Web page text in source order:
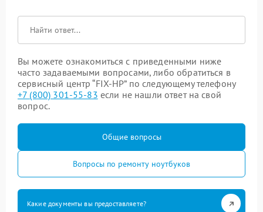
Вы можете ознакомиться с приведенными ниже
часто задаваемыми вопросами, либо обратиться в
сервисный центр “FIX-HP” по следующему телефону
+7 (800) 301-55-83 если не нашли ответ на свой
вопрос.
Общие вопросы
Вопросы по ремонту ноутбуков
Какие документы вы предоставляете?